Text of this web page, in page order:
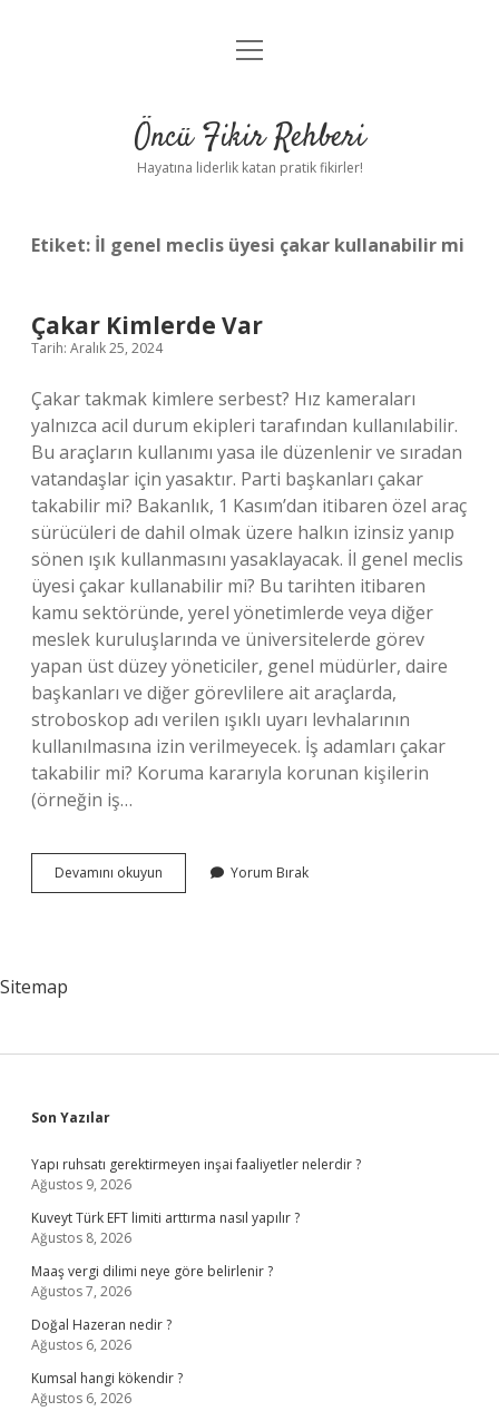
Anasayfa
Yasal Uyarı
menüyü
Öncü Fikir Rehberi
Hayatına liderlik katan pratik fikirler!
Etiket: İl genel meclis üyesi çakar kullanabilir mi
Çakar Kimlerde Var
Tarih: Aralık 25, 2024
Çakar takmak kimlere serbest? Hız kameraları
yalnızca acil durum ekipleri tarafından kullanılabilir.
Bu araçların kullanımı yasa ile düzenlenir ve sıradan
vatandaşlar için yasaktır. Parti başkanları çakar
takabilir mi? Bakanlık, 1 Kasım’dan itibaren özel araç
sürücüleri de dahil olmak üzere halkın izinsiz yanıp
sönen ışık kullanmasını yasaklayacak. İl genel meclis
üyesi çakar kullanabilir mi? Bu tarihten itibaren
kamu sektöründe, yerel yönetimlerde veya diğer
meslek kuruluşlarında ve üniversitelerde görev
yapan üst düzey yöneticiler, genel müdürler, daire
başkanları ve diğer görevlilere ait araçlarda,
stroboskop adı verilen ışıklı uyarı levhalarının
kullanılmasına izin verilmeyecek. İş adamları çakar
takabilir mi? Koruma kararıyla korunan kişilerin
(örneğin iş…
Devamını okuyun
Kimlerde
Yorum Bırak
Sitemap
Sidebar
Son Yazılar
Yapı ruhsatı gerektirmeyen inşai faaliyetler nelerdir ?
Ağustos 9, 2026
Kuveyt Türk EFT limiti arttırma nasıl yapılır ?
Ağustos 8, 2026
Maaş vergi dilimi neye göre belirlenir ?
Ağustos 7, 2026
Doğal Hazeran nedir ?
Ağustos 6, 2026
Kumsal hangi kökendir ?
Ağustos 6, 2026